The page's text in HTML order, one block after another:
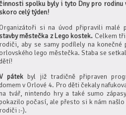
spolku byly i tyto Dny pro rodinu
celý týden!
Organizátoři si na úvod připravili malé
městečka z Lego kostek. Celkem
rodiči, aby se samy podílely na konečné
orlovského lego městečka. Staba se
dětí!
pátek byl již tradičně připraven
domem v Orlové 4. Pro děti čekaly
na tvář, nintendo hry a také sumo
pokazilo počasí, ale přesto si k nám
rodiči :-).